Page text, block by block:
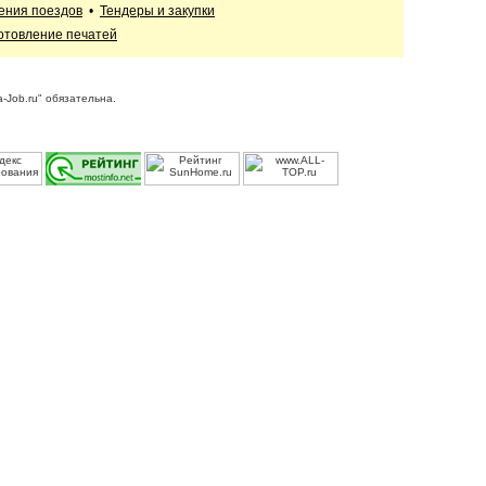
поездов • Тендеры и закупки
печатей
обязательна.